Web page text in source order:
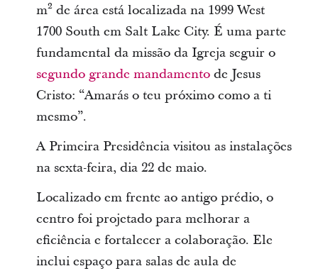
m² de área está localizada na 1999 West
1700 South em Salt Lake City. É uma parte
fundamental da missão da Igreja seguir o
segundo grande mandamentode Jesus
Cristo: “Amarás o teu próximo como a ti
mesmo”.
A Primeira Presidência visitou as instalações
na sexta-feira, dia 22 de maio.
Localizado em frente ao antigo prédio, o
centro foi projetado para melhorar a
eficiência e fortalecer a colaboração. Ele
inclui espaço para salas de aula de